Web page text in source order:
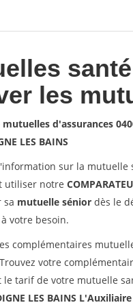
les
d'assurances
LES BAINS
sur la mutuelle
utiliser notre
sa mutuelle sénior dès le
votre besoin.
complémentaires
Trouvez votre
tarif de votre mutuelle
LES BAINS